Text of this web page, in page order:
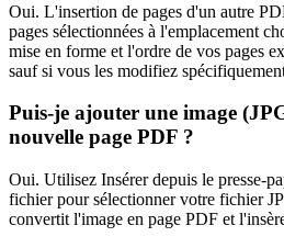
Oui. L'insertion de pages d'un autre
pages sélectionnées à l'emplacement
mise en forme et l'ordre de vos pages
sauf si vous les modifiez
Puis-je ajouter une image
nouvelle page PDF ?
Oui. Utilisez Insérer depuis le presse-
fichier pour sélectionner votre fichier
convertit l'image en page PDF et